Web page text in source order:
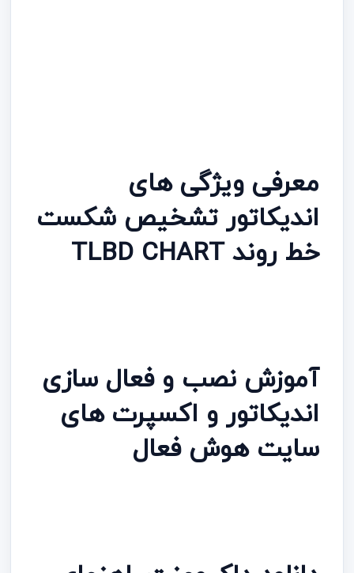
معرفی ویژگی های
اندیکاتور تشخیص شکست
خط روند TLBD CHART
آموزش نصب و فعال سازی
اندیکاتور و اکسپرت های
سایت هوش فعال